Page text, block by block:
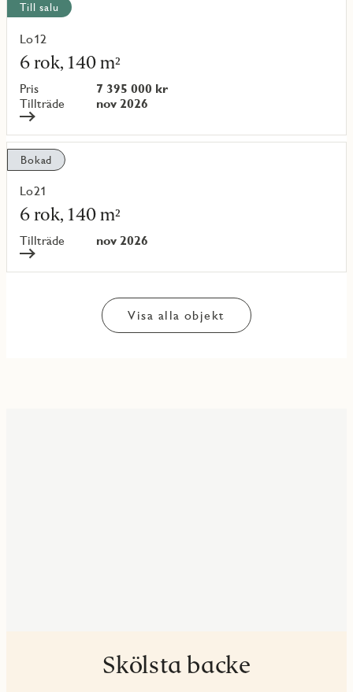
Till salu
Lo12
6 rok, 140 m²
Pris
7 395 000 kr
Tillträde
nov 2026
Läs
mer
om
objekt
{objectNumber}
Bokad
Lo21
6 rok, 140 m²
Tillträde nov 2026
Läs
mer
om
objekt
{objectNumber}
Visa alla objekt
Skölsta backe